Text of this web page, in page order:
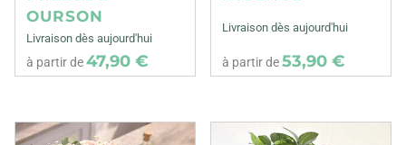
OURSON
Livraison dès aujourd'hui
à partir de47,90 €
Livraison dès aujourd'hui
à partir de53,90 €